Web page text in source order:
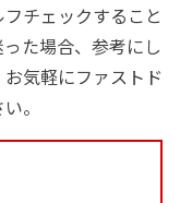
チェックすること
た場合、参考にし
気軽にファストド
。